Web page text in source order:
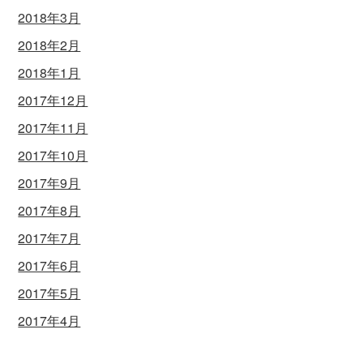
2018年3月
2018年2月
2018年1月
2017年12月
2017年11月
2017年10月
2017年9月
2017年8月
2017年7月
2017年6月
2017年5月
2017年4月